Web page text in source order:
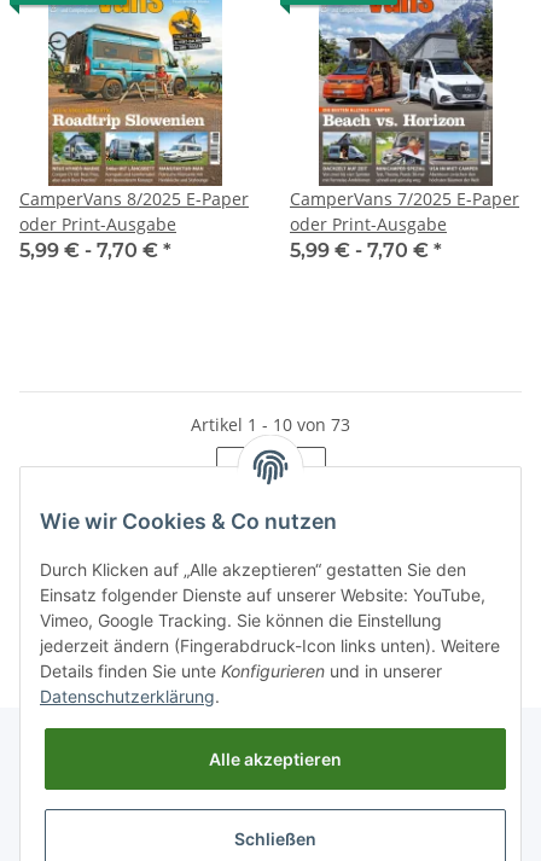
CamperVans 8/2025 E-Paper
oder Print-Ausgabe
5,99 € - 7,70 € *
CamperVans 7/2025 E-Paper
oder Print-Ausgabe
5,99 € - 7,70 € *
Artikel 1 - 10 von 73
Seite1
Kategorien
Informationen
Wie wir Cookies & Co nutzen
Durch Klicken auf „Alle akzeptieren“ gestatten Sie den
Einsatz folgender Dienste auf unserer Website: YouTube,
Vimeo, Google Tracking. Sie können die Einstellung
jederzeit ändern (Fingerabdruck-Icon links unten). Weitere
Details finden Sie unte Konfigurieren und in unserer
Datenschutzerklärung.
Alle akzeptieren
Schließen